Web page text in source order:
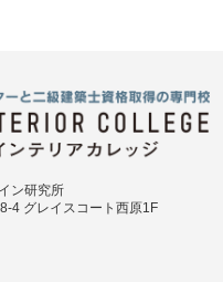
ン研究所
4 グレイスコート西原1F